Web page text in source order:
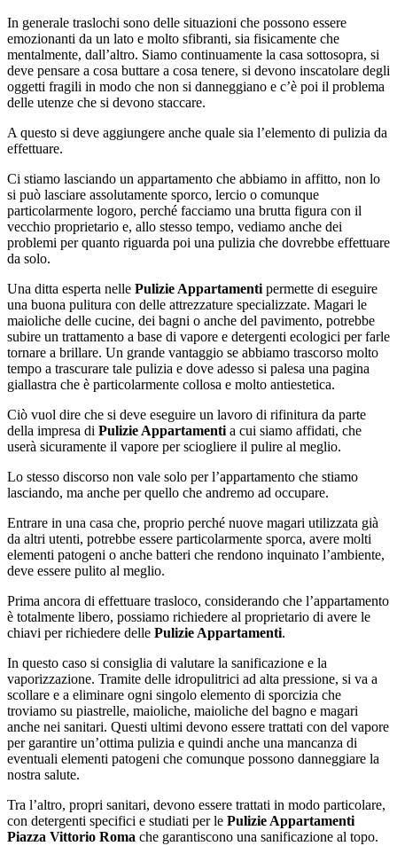
In generale traslochi sono delle situazioni che possono essere
emozionanti da un lato e molto sfibranti, sia fisicamente che
mentalmente, dall’altro. Siamo continuamente la casa sottosopra, si
deve pensare a cosa buttare a cosa tenere, si devono inscatolare degli
oggetti fragili in modo che non si danneggiano e c’è poi il problema
delle utenze che si devono staccare.
A questo si deve aggiungere anche quale sia l’elemento di pulizia da
effettuare.
Ci stiamo lasciando un appartamento che abbiamo in affitto, non lo
si può lasciare assolutamente sporco, lercio o comunque
particolarmente logoro, perché facciamo una brutta figura con il
vecchio proprietario e, allo stesso tempo, vediamo anche dei
problemi per quanto riguarda poi una pulizia che dovrebbe effettuare
da solo.
Una ditta esperta nelle Pulizie Appartamenti permette di eseguire
una buona pulitura con delle attrezzature specializzate. Magari le
maioliche delle cucine, dei bagni o anche del pavimento, potrebbe
subire un trattamento a base di vapore e detergenti ecologici per farle
tornare a brillare. Un grande vantaggio se abbiamo trascorso molto
tempo a trascurare tale pulizia e dove adesso si palesa una pagina
giallastra che è particolarmente collosa e molto antiestetica.
Ciò vuol dire che si deve eseguire un lavoro di rifinitura da parte
della impresa di Pulizie Appartamenti a cui siamo affidati, che
userà sicuramente il vapore per sciogliere il pulire al meglio.
Lo stesso discorso non vale solo per l’appartamento che stiamo
lasciando, ma anche per quello che andremo ad occupare.
Entrare in una casa che, proprio perché nuove magari utilizzata già
da altri utenti, potrebbe essere particolarmente sporca, avere molti
elementi patogeni o anche batteri che rendono inquinato l’ambiente,
deve essere pulito al meglio.
Prima ancora di effettuare trasloco, considerando che l’appartamento
è totalmente libero, possiamo richiedere al proprietario di avere le
chiavi per richiedere delle Pulizie Appartamenti.
In questo caso si consiglia di valutare la sanificazione e la
vaporizzazione. Tramite delle idropulitrici ad alta pressione, si va a
scollare e a eliminare ogni singolo elemento di sporcizia che
troviamo su piastrelle, maioliche, maioliche del bagno e magari
anche nei sanitari. Questi ultimi devono essere trattati con del vapore
per garantire un’ottima pulizia e quindi anche una mancanza di
eventuali elementi patogeni che comunque possono danneggiare la
nostra salute.
Tra l’altro, propri sanitari, devono essere trattati in modo particolare,
con detergenti specifici e studiati per le Pulizie Appartamenti
Piazza Vittorio Roma che garantiscono una sanificazione al topo.